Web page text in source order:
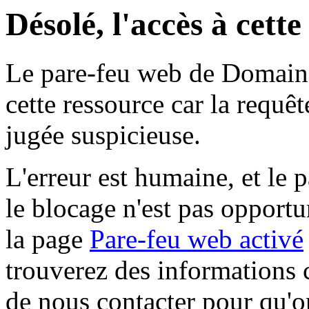
Désolé, l'accès à
Le pare-feu web de
cette ressource car la
jugée suspicieuse.
L'erreur est humaine, et le
le blocage n'est pas
la page Pare-feu web activé
trouverez des informations
de nous contacter pour